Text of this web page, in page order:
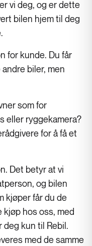
vi deg, og er dette
bilen hjem til deg
for kunde. Du får
biler, men
som for
eller ryggekamera?
for å få et
Det betyr at vi
og bilen
kjøper får du de
kjøp hos oss, med
deg kun til Rebil.
med de samme